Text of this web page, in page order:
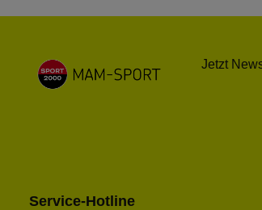
Jetzt
Service-Hotline